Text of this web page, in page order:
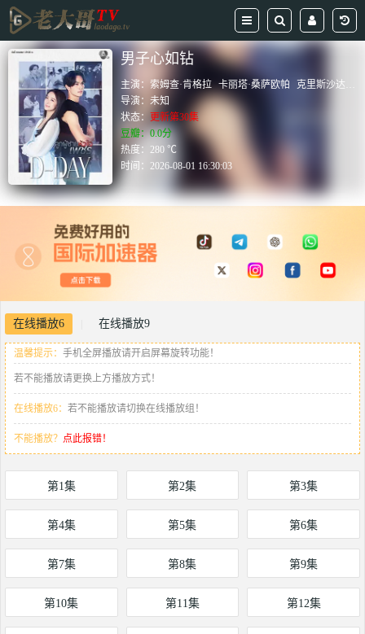
男子心如钻
主演：索姆查·肯格拉 卡丽塔·桑萨欧帕
克里斯沙达·苏帕普洛姆
导演：未知
状态：
更新第30集
豆瓣：0.0分
热度：280 ℃
时间：2026-08-01 16:30:03
在线播放6 在线播放9
温馨提示： 手机全屏播放请开启屏幕旋转功能！
若不能播放请更换上方播放方式！
在线播放6： 若不能播放请切换在线播放组！
不能播放？ 点此报错！
第1集 第2集 第3集
第4集 第5集 第6集
第7集 第8集 第9集
第10集 第11集 第12集